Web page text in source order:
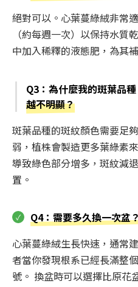
絕對可以。心葉蔓綠絨非常
（約每週一次）以保持水質
中加入稀釋的液態肥，為其
Q3：為什麼我的斑葉品
越不明顯？
斑葉品種的斑紋顏色需要足
弱，植株會製造更多葉綠素
導致綠色部分增多，斑紋減
置。
Q4：需要多久換一次盆
心葉蔓綠絨生長快速，通常
者當你發現根系已經長滿整
號。 換盆時可以選擇比原花